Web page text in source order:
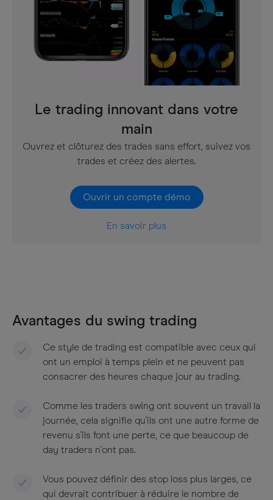
Le trading innovant dans votre
main
Ouvrez et clôturez des trades sans effort, suivez vos
trades et créez des alertes.
Ouvrir un compte démo
En savoir plus
Avantages du swing trading
Ce style de trading est compatible avec ceux qui
ont un emploi à temps plein et ne peuvent pas
consacrer des heures chaque jour au trading.
Comme les traders swing ont souvent un travail la
journée, cela signifie qu'ils ont une autre forme de
revenu s'ils font une perte, ce que beaucoup de
day traders n'ont pas.
Vous pouvez définir des stop loss plus larges, ce
qui devrait contribuer à réduire le nombre de